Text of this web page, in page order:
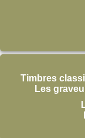
Timbres
Les